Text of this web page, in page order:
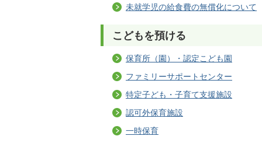
未就学児の給食費の無償化について
こどもを預ける
保育所（園）・認定こども園
ファミリーサポートセンター
特定子ども・子育て支援施設
認可外保育施設
一時保育